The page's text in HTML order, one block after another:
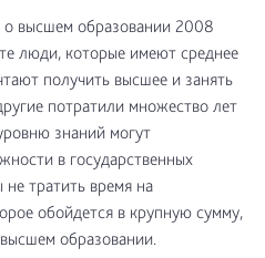
высшем образовании 2008
люди, которые имеют среднее
получить высшее и занять
потратили множество лет
знаний могут
в государственных
тратить время на
обойдется в крупную сумму,
образовании.